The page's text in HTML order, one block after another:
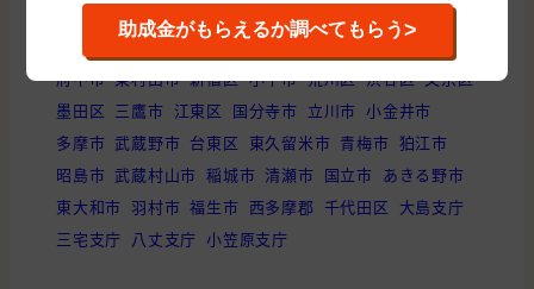
町田市
港区 品川区 日野市 豊島区 調布市 西東京市
府中市 東村山市 新宿区 小平市 荒川区 渋谷区 文京区
墨田区 三鷹市 江東区 国分寺市 立川市 小金井市
多摩市 武蔵野市 台東区 東久留米市 青梅市 狛江市
昭島市 武蔵村山市 稲城市 清瀬市 国立市 あきる野市
東大和市 羽村市 福生市 西多摩郡 千代田区 大島支庁
三宅支庁 八丈支庁 小笠原支庁
助成金がもらえるか調べてもらう>